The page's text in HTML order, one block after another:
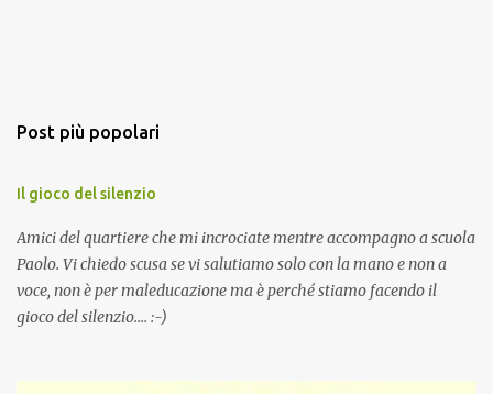
Post più popolari
Il gioco del silenzio
Amici del quartiere che mi incrociate mentre accompagno a scuola
Paolo. Vi chiedo scusa se vi salutiamo solo con la mano e non a
voce, non è per maleducazione ma è perché stiamo facendo il
gioco del silenzio.... :-)